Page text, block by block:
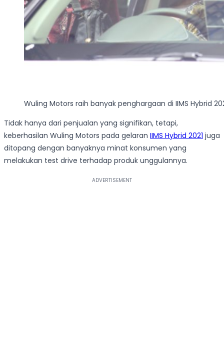
Wuling Motors raih banyak penghargaan di IIMS Hybrid
Tidak hanya dari penjualan yang signifikan, tetapi,
keberhasilan Wuling Motors pada gelaran IIMS Hybrid 2021 juga
ditopang dengan banyaknya minat konsumen yang
melakukan test drive terhadap produk unggulannya.